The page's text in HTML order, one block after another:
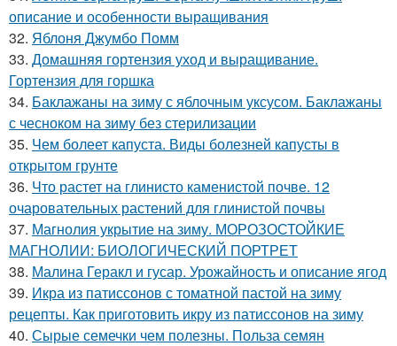
описание и особенности выращивания
32. Яблоня Джумбо Помм
33. Домашняя гортензия уход и выращивание.
Гортензия для горшка
34. Баклажаны на зиму с яблочным уксусом. Баклажаны
с чесноком на зиму без стерилизации
35. Чем болеет капуста. Виды болезней капусты в
открытом грунте
36. Что растет на глинисто каменистой почве. 12
очаровательных растений для глинистой почвы
37. Магнолия укрытие на зиму. МОРОЗОСТОЙКИЕ
МАГНОЛИИ: БИОЛОГИЧЕСКИЙ ПОРТРЕТ
38. Малина Геракл и гусар. Урожайность и описание ягод
39. Икра из патиссонов с томатной пастой на зиму
рецепты. Как приготовить икру из патиссонов на зиму
40. Сырые семечки чем полезны. Польза семян